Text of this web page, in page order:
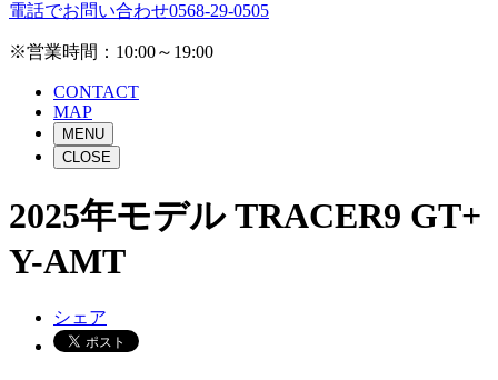
電話でお問い合わせ0568-29-0505
※営業時間：10:00～19:00
CONTACT
MAP
MENU
CLOSE
2025年モデル TRACER9 GT+
Y-AMT
シェア